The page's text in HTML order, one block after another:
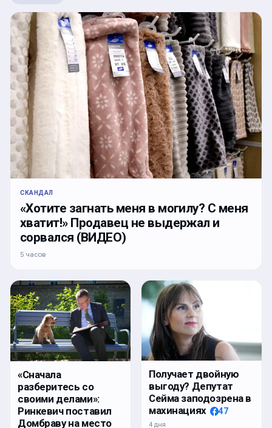
СКАНДАЛ
«Хотите загнать меня в могилу? С меня
хватит!» Продавец не выдержал и
сорвался (ВИДЕО)
5 часов
«Сначала
разберитесь со
своими делами»:
Ринкевич поставил
Домбраву на место
Получает двойную
выгоду? Депутат
Сейма заподозрена в
махинациях
47
4 дня